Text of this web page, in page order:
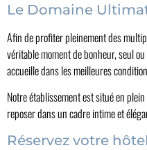
Le Domaine
Afin de profiter pleinement des
véritable moment de bonheur, seul
accueille dans les meilleures
Notre établissement est situé en
reposer dans un cadre intime et
Réservez votre